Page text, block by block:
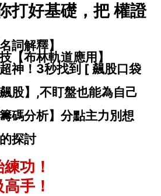
打好基礎，把 權證
詞解釋】
【布林軌道應用】
神！3秒找到 [ 飆股口袋
股】,不盯盤也能為自己
碼分析】分點主力別想
探討
功！
手！